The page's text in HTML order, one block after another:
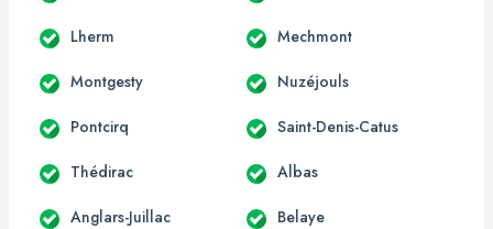
Lherm Mechmont
Montgesty Nuzéjouls
Pontcirq Saint-Denis-Catus
Thédirac Albas
Anglars-Juillac Belaye